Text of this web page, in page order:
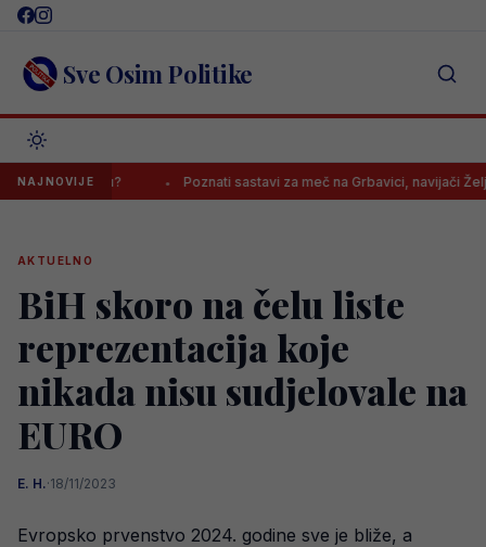
Skip
content Sve Osim Politike
NAJNOVIJE Poznati sastavi za meč na Grbavici, navijači Želje: “Kako
AKTUELNO
BiH skoro na čelu liste
reprezentacija koje
nikada nisu sudjelovale na
EURO
E. H.·18/11/2023
Evropsko prvenstvo 2024. godine sve je bliže, a